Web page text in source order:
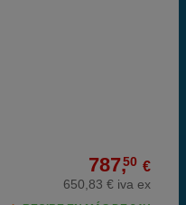
787,50 €
650,83 € iva ex